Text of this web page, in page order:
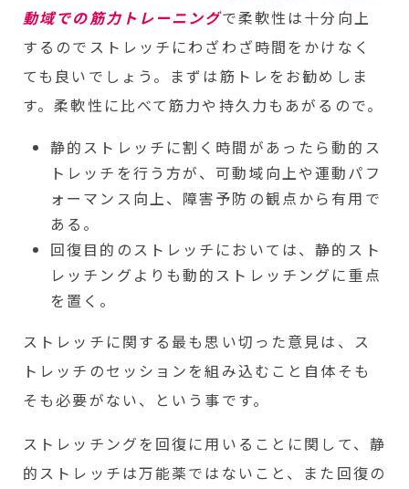
動域での筋力トレーニングで柔軟性は十分向上
するのでストレッチにわざわざ時間をかけなく
ても良いでしょう。まずは筋トレをお勧めしま
す。柔軟性に比べて筋力や持久力もあがるので。
静的ストレッチに割く時間があったら動的ス
トレッチを行う方が、可動域向上や運動パフ
ォーマンス向上、障害予防の観点から有用で
ある。
回復目的のストレッチにおいては、静的スト
レッチングよりも動的ストレッチングに重点
を置く。
ストレッチに関する最も思い切った意見は、ス
トレッチのセッションを組み込むこと自体そも
そも必要がない、という事です。
ストレッチングを回復に用いることに関して、静
的ストレッチは万能薬ではないこと、また回復の